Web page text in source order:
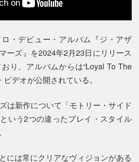
・デビュー・アルバム『ジ・アザ
ーズ』を2024年2月23日にリリース
り、アルバムからは“Loyal To The
デオが公開されている。
は新作について「モトリー・サイド
いう2つの違ったプレイ・スタイル
には常にクリアなヴィジョンがある